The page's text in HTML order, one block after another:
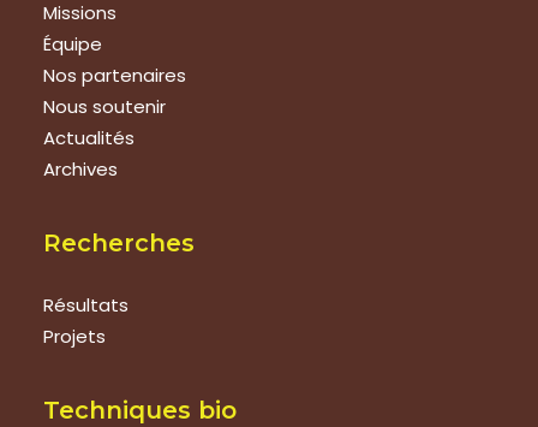
Missions
Équipe
Nos partenaires
Nous soutenir
Actualités
Archives
Recherches
Résultats
Projets
Techniques bio